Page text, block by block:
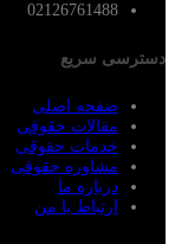
02126761488
دسترسی سریع
صفحه اصلی
مقالات حقوقی
خدمات حقوقی
مشاوره حقوقی
درباره ما
ارتباط با من